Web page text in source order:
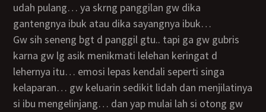
udah pulang… ya skrng panggilan gw dika
gantengnya ibuk atau dika sayangnya ibuk…
gw sih seneng bgt d panggil gtu.. tapi ga gw gubris
karna gw lg asik menikmati lelehan keringat d
lehernya itu… emosi lepas kendali seperti singa
kelaparan… gw keluarin sedikit lidah dan menjilatinya
si ibu mengelinjang… dan yap mulai lah si otong gw